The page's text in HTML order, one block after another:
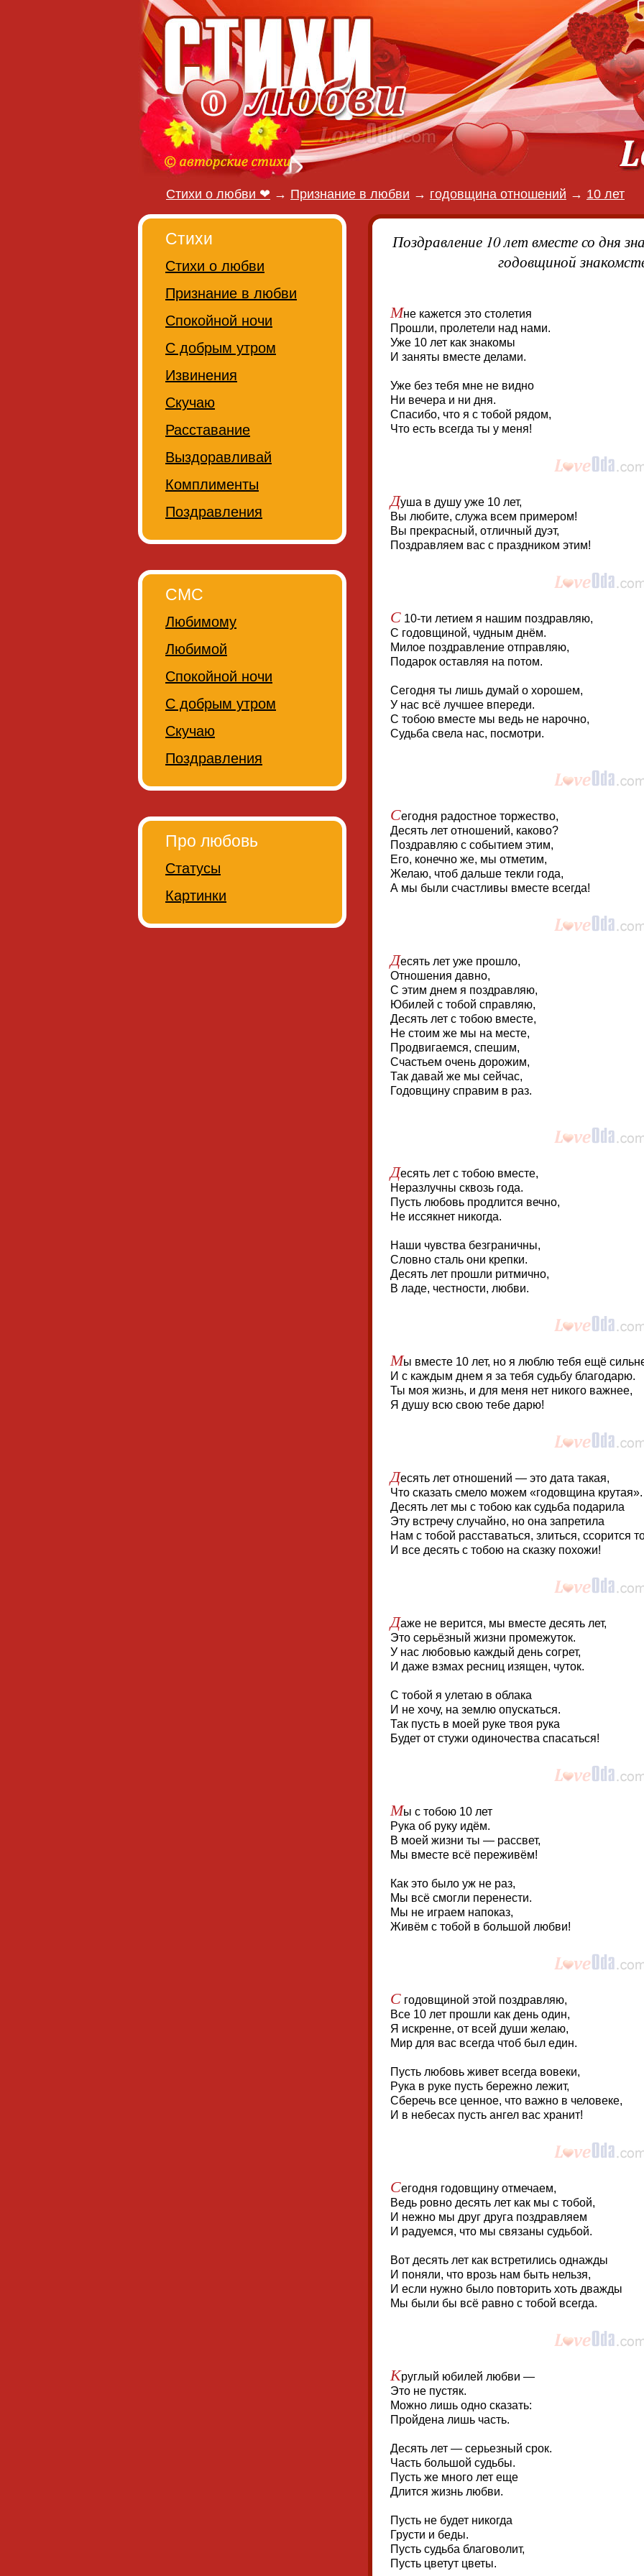
Стихи о любви ❤ → Признание в любви → годовщина отношений → 10 лет
Поздравление 10 лет вместе со дня
годовщиной
Мне кажется это столетия
Прошли, пролетели над нами.
Уже 10 лет как знакомы
И заняты вместе делами.
Уже без тебя мне не видно
Ни вечера и ни дня.
Спасибо, что я с тобой рядом,
Что есть всегда ты у меня!
Душа в душу уже 10 лет,
Вы любите, служа всем примером!
Вы прекрасный, отличный дуэт,
Поздравляем вас с праздником этим!
С 10-ти летием я нашим поздравляю,
С годовщиной, чудным днём.
Милое поздравление отправляю,
Подарок оставляя на потом.
Сегодня ты лишь думай о хорошем,
У нас всё лучшее впереди.
С тобою вместе мы ведь не нарочно,
Судьба свела нас, посмотри.
Сегодня радостное торжество,
Десять лет отношений, каково?
Поздравляю с событием этим,
Его, конечно же, мы отметим,
Желаю, чтоб дальше текли года,
А мы были счастливы вместе всегда!
Десять лет уже прошло,
Отношения давно,
С этим днем я поздравляю,
Юбилей с тобой справляю,
Десять лет с тобою вместе,
Не стоим же мы на месте,
Продвигаемся, спешим,
Счастьем очень дорожим,
Так давай же мы сейчас,
Годовщину справим в раз.
Десять лет с тобою вместе,
Неразлучны сквозь года.
Пусть любовь продлится вечно,
Не иссякнет никогда.
Наши чувства безграничны,
Словно сталь они крепки.
Десять лет прошли ритмично,
В ладе, честности, любви.
Мы вместе 10 лет, но я люблю тебя ещё
И с каждым днем я за тебя судьбу благодарю.
Ты моя жизнь, и для меня нет никого важнее,
Я душу всю свою тебе дарю!
Десять лет отношений — это дата такая,
Что сказать смело можем «годовщина крутая».
Десять лет мы с тобою как судьба подарила
Эту встречу случайно, но она запретила
Нам с тобой расставаться, злиться, ссорится
И все десять с тобою на сказку похожи!
Даже не верится, мы вместе десять лет,
Это серьёзный жизни промежуток.
У нас любовью каждый день согрет,
И даже взмах ресниц изящен, чуток.
С тобой я улетаю в облака
И не хочу, на землю опускаться.
Так пусть в моей руке твоя рука
Будет от стужи одиночества спасаться!
Мы с тобою 10 лет
Рука об руку идём.
В моей жизни ты — рассвет,
Мы вместе всё переживём!
Как это было уж не раз,
Мы всё смогли перенести.
Мы не играем напоказ,
Живём с тобой в большой любви!
С годовщиной этой поздравляю,
Все 10 лет прошли как день один,
Я искренне, от всей души желаю,
Мир для вас всегда чтоб был един.
Пусть любовь живет всегда вовеки,
Рука в руке пусть бережно лежит,
Сберечь все ценное, что важно в человеке,
И в небесах пусть ангел вас хранит!
Сегодня годовщину отмечаем,
Ведь ровно десять лет как мы с тобой,
И нежно мы друг друга поздравляем
И радуемся, что мы связаны судьбой.
Вот десять лет как встретились однажды
И поняли, что врозь нам быть нельзя,
И если нужно было повторить хоть дважды
Мы были бы всё равно с тобой всегда.
Круглый юбилей любви —
Это не пустяк.
Можно лишь одно сказать:
Пройдена лишь часть.
Десять лет — серьезный срок.
Часть большой судьбы.
Пусть же много лет еще
Длится жизнь любви.
Пусть не будет никогда
Грусти и беды.
Пусть судьба благоволит,
Пусть цветут цветы.
Стихи
Стихи о любви
Признание в любви
Спокойной ночи
С добрым утром
Извинения
Скучаю
Расставание
Выздоравливай
Комплименты
Поздравления
СМС
Любимому
Любимой
Спокойной ночи
С добрым утром
Скучаю
Поздравления
Про любовь
Статусы
Картинки